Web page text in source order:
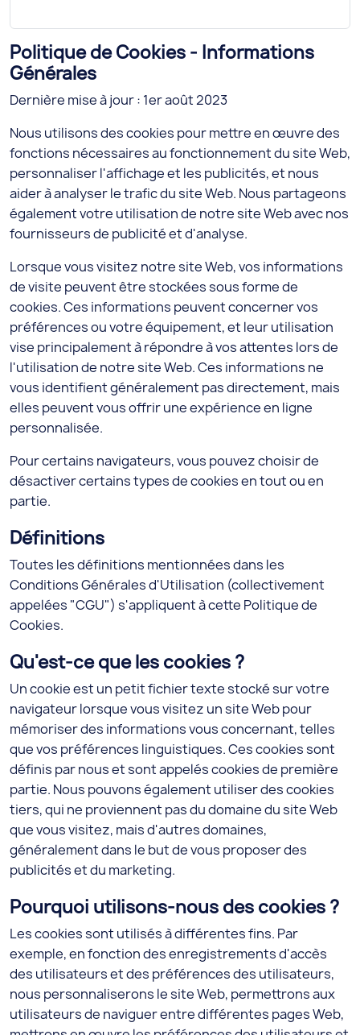
Politique de Cookies - Informations
Générales
Dernière mise à jour : 1er août 2023
Nous utilisons des cookies pour mettre en œuvre des
fonctions nécessaires au fonctionnement du site Web,
personnaliser l'affichage et les publicités, et nous
aider à analyser le trafic du site Web. Nous partageons
également votre utilisation de notre site Web avec nos
fournisseurs de publicité et d'analyse.
Lorsque vous visitez notre site Web, vos informations
de visite peuvent être stockées sous forme de
cookies. Ces informations peuvent concerner vos
préférences ou votre équipement, et leur utilisation
vise principalement à répondre à vos attentes lors de
l'utilisation de notre site Web. Ces informations ne
vous identifient généralement pas directement, mais
elles peuvent vous offrir une expérience en ligne
personnalisée.
Pour certains navigateurs, vous pouvez choisir de
désactiver certains types de cookies en tout ou en
partie.
Définitions
Toutes les définitions mentionnées dans les
Conditions Générales d'Utilisation (collectivement
appelées "CGU") s'appliquent à cette Politique de
Cookies.
Qu'est-ce que les cookies ?
Un cookie est un petit fichier texte stocké sur votre
navigateur lorsque vous visitez un site Web pour
mémoriser des informations vous concernant, telles
que vos préférences linguistiques. Ces cookies sont
définis par nous et sont appelés cookies de première
partie. Nous pouvons également utiliser des cookies
tiers, qui ne proviennent pas du domaine du site Web
que vous visitez, mais d'autres domaines,
généralement dans le but de vous proposer des
publicités et du marketing.
Pourquoi utilisons-nous des cookies ?
Les cookies sont utilisés à différentes fins. Par
exemple, en fonction des enregistrements d'accès
des utilisateurs et des préférences des utilisateurs,
nous personnaliserons le site Web, permettrons aux
utilisateurs de naviguer entre différentes pages Web,